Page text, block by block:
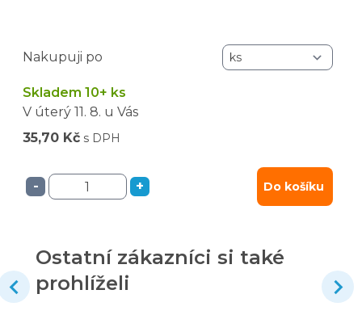
Nakupuji po
Skladem 10+ ks
V úterý 11. 8. u Vás
35,70 Kč s DPH
- + Do košíku
Ostatní zákazníci si také
prohlíželi